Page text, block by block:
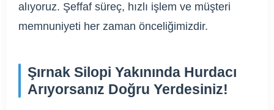
alıyoruz. Şeffaf süreç, hızlı işlem ve müşteri
memnuniyeti her zaman önceliğimizdir.
Şırnak Silopi Yakınında Hurdacı
Arıyorsanız Doğru Yerdesiniz!